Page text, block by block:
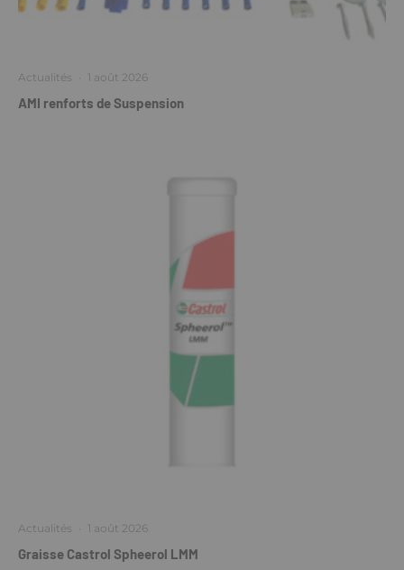
Actualités · 1 août 2026
AMI renforts de Suspension
Actualités · 1 août 2026
Graisse Castrol Spheerol LMM